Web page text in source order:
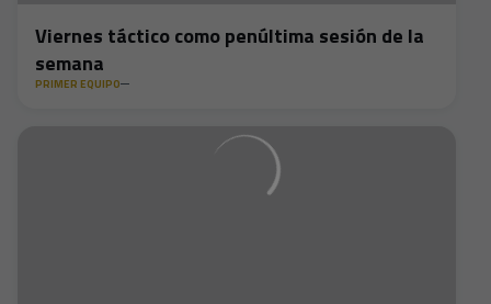
Viernes táctico como penúltima sesión de la
semana
PRIMER EQUIPO